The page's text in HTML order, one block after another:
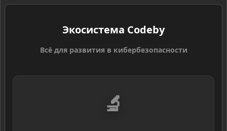
Экосистема Codeby
Всё для развития в кибербезопасности
🔬